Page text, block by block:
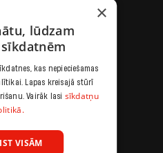
×
lūdzam
kas nepieciešamas
Lapas kreisajā stūrī
Vairāk lasi sīkdatņu
VISĀM